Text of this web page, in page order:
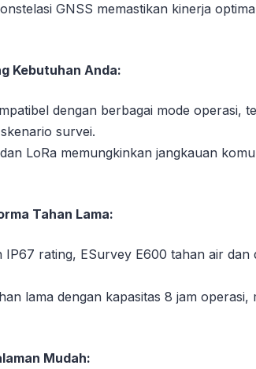
GNSS memastikan kinerja
Kebutuhan Anda:
dengan berbagai mode operasi,
survei.
LoRa memungkinkan jangkauan
Tahan Lama:
IP67 rating, ESurvey E600 tahan air
lama dengan kapasitas 8 jam
Mudah: